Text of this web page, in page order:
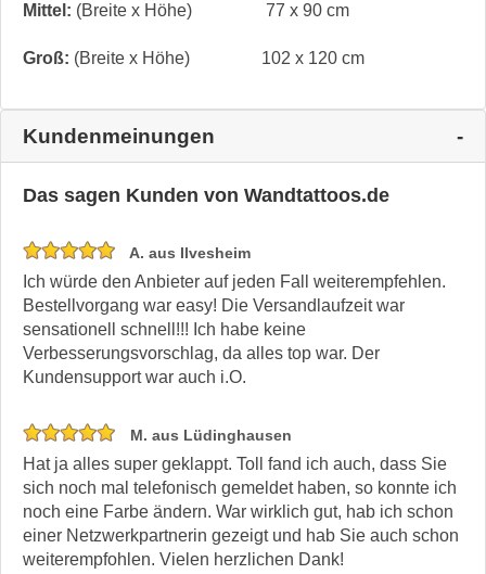
Mittel: (Breite x Höhe) 77 x 90 cm
Groß: (Breite x Höhe) 102 x 120 cm
Kundenmeinungen
Das sagen Kunden von Wandtattoos.de
A. aus Ilvesheim
Ich würde den Anbieter auf jeden Fall weiterempfehlen.
Bestellvorgang war easy! Die Versandlaufzeit war
sensationell schnell!!! Ich habe keine
Verbesserungsvorschlag, da alles top war. Der
Kundensupport war auch i.O.
M. aus Lüdinghausen
Hat ja alles super geklappt. Toll fand ich auch, dass Sie
sich noch mal telefonisch gemeldet haben, so konnte ich
noch eine Farbe ändern. War wirklich gut, hab ich schon
einer Netzwerkpartnerin gezeigt und hab Sie auch schon
weiterempfohlen. Vielen herzlichen Dank!